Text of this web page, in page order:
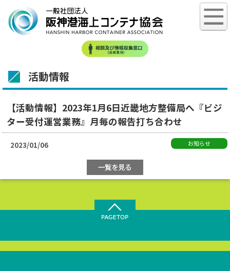
活動情報
【活動情報】2023年1月6日近畿地方整備局へ『ビジ
ター受付運営業務』月毎の報告打ち合わせ
2023/01/06 お知らせ